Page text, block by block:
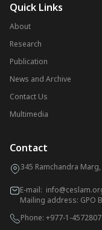
Quick Links
About
Research
Publication
News and Archive
Contact Us
Multimedia
Contact
345 Ramchandra
E-mail:
Mailing address: GPO
Phone: +977-1-4572807